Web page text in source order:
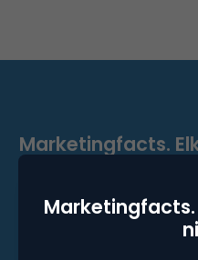
Marketingfacts.
Marketingfacts.